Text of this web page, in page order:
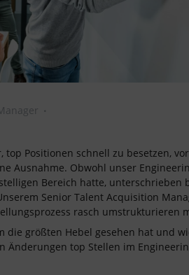
Positionen schnell zu besetzen,
Ausnahme. Obwohl unser
Bereich hatte, unterschrieben
Senior Talent Acquisition
rasch umstrukturieren
die größten Hebel gesehen hat und
Änderungen top Stellen im